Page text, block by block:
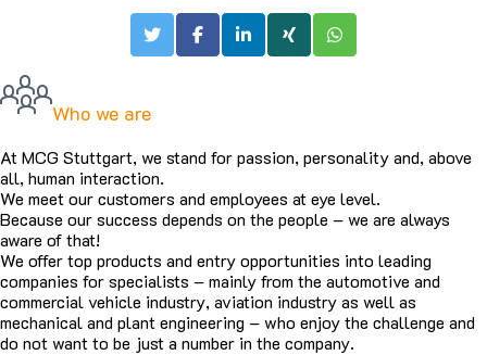
Who we are
At MCG Stuttgart, we stand for passion, personality and, above
all, human interaction.
We meet our customers and employees at eye level.
Because our success depends on the people – we are always
aware of that!
We offer top products and entry opportunities into leading
companies for specialists – mainly from the automotive and
commercial vehicle industry, aviation industry as well as
mechanical and plant engineering – who enjoy the challenge and
do not want to be just a number in the company.